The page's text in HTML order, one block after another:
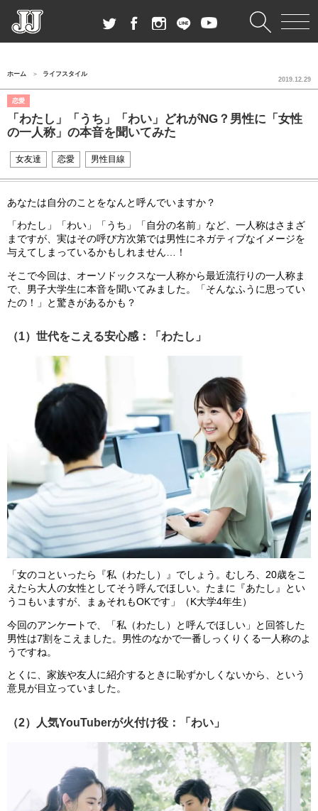
ホーム ライフスタイル
恋愛
「わたし」「うち」「わい」どれがNG？男性に「女性
の一人称」の本音を聞いてみた
2019.12.29
女友達 恋愛 男性目線
あなたは自分のことをなんと呼んでいますか？
「わたし」「わい」「うち」「自分の名前」など、一人称はさまざ
まですが、実はその呼び方次第では男性にネガティブなイメージを
与えてしまっているかもしれません…！
そこで今回は、オーソドックスな一人称から最近流行りの一人称ま
で、男子大学生に本音を聞いてみました。「そんなふうに思ってい
たの！」と驚きがあるかも？
（1）世代をこえる安心感：「わたし」
「女のコといったら『私（わたし）』でしょう。むしろ、20歳をこ
えたら大人の女性としてそう呼んでほしい。たまに『あたし』とい
うコもいますが、まぁそれもOKです」（K大学4年生）
今回のアンケートで、「私（わたし）と呼んでほしい」と回答した
男性は7割をこえました。男性のなかで一番しっくりくる一人称のよ
うですね。
とくに、家族や友人に紹介するときに恥ずかしくないから、という
意見が目立っていました。
（2）人気YouTuberが火付け役：「わい」